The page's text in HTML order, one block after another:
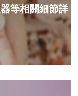
等相關細節詳